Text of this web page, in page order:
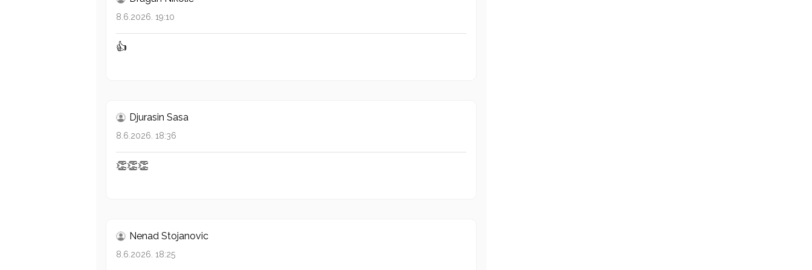
8.6.2026. 19:10
👍
Djurasin Sasa
8.6.2026. 18:36
👏👏👏
Nenad Stojanovic
8.6.2026. 18:25